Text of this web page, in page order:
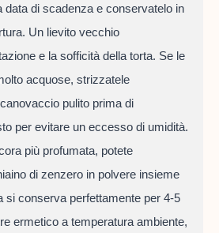
data di scadenza e conservatelo in
Un lievito vecchio
e la sofficità della torta. Se le
acquose, strizzatele
pulito prima di
per evitare un eccesso di umidità.
più profumata, potete
di zenzero in polvere insieme
si conserva perfettamente per 4-5
ermetico a temperatura ambiente,